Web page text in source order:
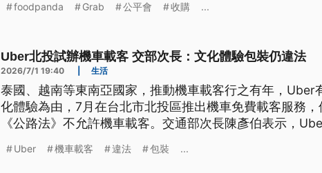
送專法，和工會建立制度化、定期溝通管道。
foodpanda Grab 公平會 收購 ...
Uber北投試辦機車載客 交部次長：文化體驗包裝仍違法
2026/7/1 19:40 生活
泰國、越南等東南亞國家，推動機車載客行之有年，Uber
化體驗為由，7月在台北市北投區推出機車免費載客服務
《公路法》不允許機車載客。交通部次長陳彥伯表示，
罰，沒有任何人上線接單。
Uber 機車載客 違法 包裝 ...